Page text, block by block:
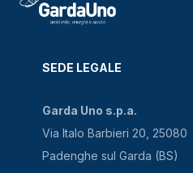
SEDE LEGALE
Garda Uno s.p.a.
Via Italo Barbieri 20, 25080
Padenghe sul Garda (BS)